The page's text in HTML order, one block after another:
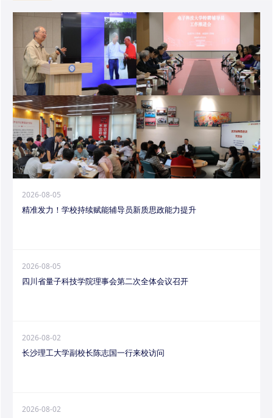
2026-08-05
精准发力！学校持续赋能辅导员新质思政能力提升
2026-08-05
四川省量子科技学院理事会第二次全体会议召开
2026-08-02
长沙理工大学副校长陈志国一行来校访问
2026-08-02